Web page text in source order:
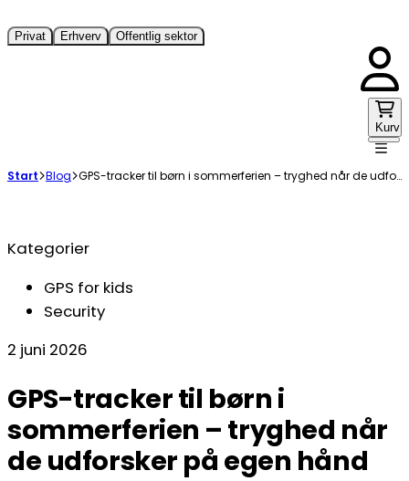
Privat Erhverv Offentlig sektor
Kurv
Start Blog GPS-tracker til børn i sommerferien – tryghed når de udforsker på egen hånd
Kategorier
GPS for kids
Security
2 juni 2026
GPS-tracker til børn i
sommerferien – tryghed når
de udforsker på egen hånd